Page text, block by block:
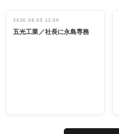
インタビュ
ー／社内ア
祝う 業界関
係者ら220人
出席
2026.08.05 11:00
五光工業／社長に永島専務